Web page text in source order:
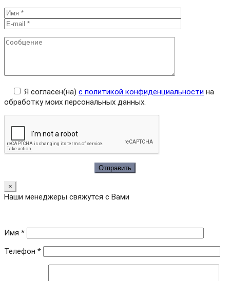
Я согласен(на) с политикой конфиденциальности на
обработку моих персональных данных.
×
Наши менеджеры свяжутся с Вами
Имя *
Телефон *